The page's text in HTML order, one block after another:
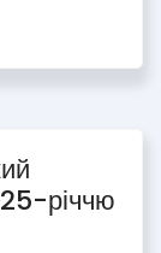
річчю